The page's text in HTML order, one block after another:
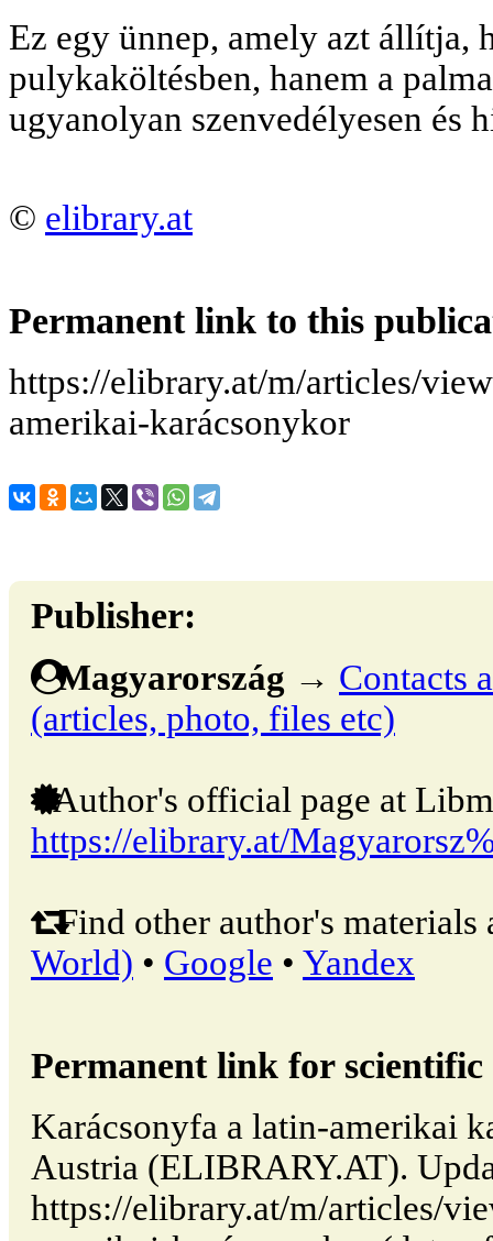
Ez egy ünnep, amely azt állítja,
pulykaköltésben, hanem a
ugyanolyan szenvedélyesen és
© elibrary.at
Permanent link to this
https://elibrary.at/m/articles/
amerikai-karácsonykor
Publisher:
Magyarország → Contacts
(articles, photo, files etc)
Author's official page at
https://elibrary.at/
Find other author's materials
World) • Google • Yandex
Permanent link for
Karácsonyfa a latin-amerikai
Austria (ELIBRARY.AT).
https://elibrary.at/m/articles/